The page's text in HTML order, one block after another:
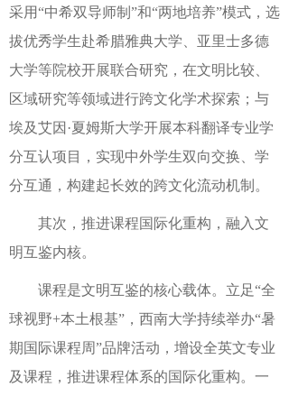
采用“中希双导师制”和“两地培养”模式，选
拔优秀学生赴希腊雅典大学、亚里士多德
大学等院校开展联合研究，在文明比较、
区域研究等领域进行跨文化学术探索；与
埃及艾因·夏姆斯大学开展本科翻译专业学
分互认项目，实现中外学生双向交换、学
分互通，构建起长效的跨文化流动机制。
其次，推进课程国际化重构，融入文
明互鉴内核。
课程是文明互鉴的核心载体。立足“全
球视野+本土根基”，西南大学持续举办“暑
期国际课程周”品牌活动，增设全英文专业
及课程，推进课程体系的国际化重构。一